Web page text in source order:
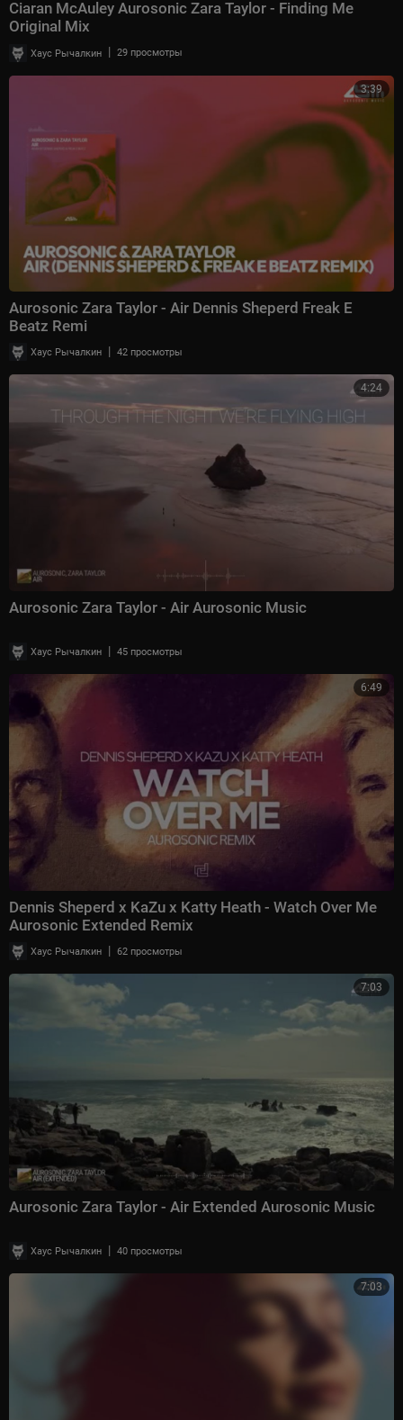
Ciaran McAuley Aurosonic Zara Taylor - Finding Me
Original Mix
Хаус Рычалкин | 29 просмотры
3:39
Aurosonic Zara Taylor - Air Dennis Sheperd Freak E
Beatz Remi
Хаус Рычалкин | 42 просмотры
4:24
Aurosonic Zara Taylor - Air Aurosonic Music
Хаус Рычалкин | 45 просмотры
6:49
Dennis Sheperd x KaZu x Katty Heath - Watch Over Me
Aurosonic Extended Remix
Хаус Рычалкин | 62 просмотры
7:03
Aurosonic Zara Taylor - Air Extended Aurosonic Music
Хаус Рычалкин | 40 просмотры
7:03